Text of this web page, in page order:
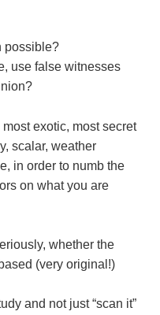
possible?
use false witnesses
exotic, most secret
scalar, weather
in order to numb the
on what you are
whether the
(very original!)
and not just “scan it”